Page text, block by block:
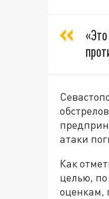
атаки
Как
целью,
оценкам,